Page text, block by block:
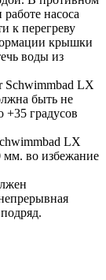
насоса
к перегреву
крышки
воды из
Schwimmbad LX
быть не
+35 градусов
LX
мм. во избежание